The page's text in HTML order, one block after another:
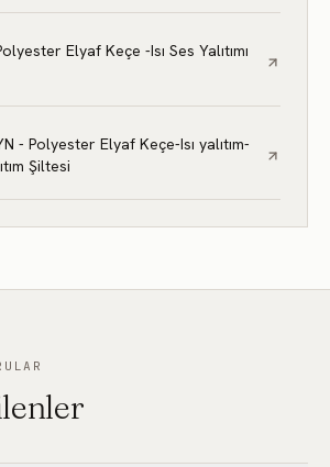
Elyaf Keçe -Isı Ses Yalıtımı
- Polyester Elyaf Keçe-Isı yalıtım-
Şiltesi